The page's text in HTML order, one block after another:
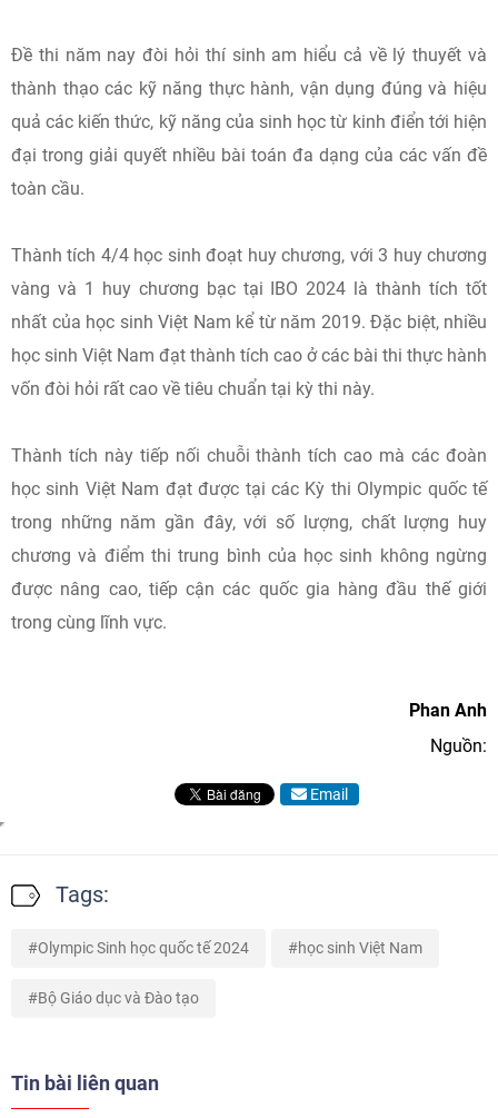
Đề thi năm nay đòi hỏi thí sinh am hiểu cả về lý thuyết và
thành thạo các kỹ năng thực hành, vận dụng đúng và hiệu
quả các kiến thức, kỹ năng của sinh học từ kinh điển tới hiện
đại trong giải quyết nhiều bài toán đa dạng của các vấn đề
toàn cầu.
Thành tích 4/4 học sinh đoạt huy chương, với 3 huy chương
vàng và 1 huy chương bạc tại IBO 2024 là thành tích tốt
nhất của học sinh Việt Nam kể từ năm 2019. Đặc biệt, nhiều
học sinh Việt Nam đạt thành tích cao ở các bài thi thực hành
vốn đòi hỏi rất cao về tiêu chuẩn tại kỳ thi này.
Thành tích này tiếp nối chuỗi thành tích cao mà các đoàn
học sinh Việt Nam đạt được tại các Kỳ thi Olympic quốc tế
trong những năm gần đây, với số lượng, chất lượng huy
chương và điểm thi trung bình của học sinh không ngừng
được nâng cao, tiếp cận các quốc gia hàng đầu thế giới
trong cùng lĩnh vực.
Phan Anh
Nguồn:
Email
Tags:
Olympic Sinh học quốc tế 2024 học sinh Việt Nam
Bộ Giáo dục và Đào tạo
Tin bài liên quan